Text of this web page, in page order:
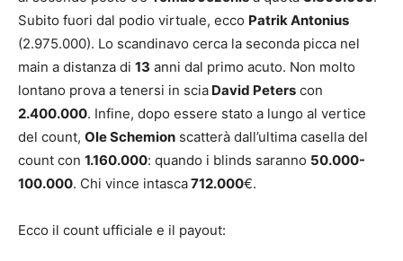
Subito fuori dal podio virtuale, ecco Patrik Antonius
(2.975.000). Lo scandinavo cerca la seconda picca nel
main a distanza di 13 anni dal primo acuto. Non molto
lontano prova a tenersi in scia David Peters con
2.400.000. Infine, dopo essere stato a lungo al vertice
del count, Ole Schemion scatterà dall’ultima casella del
count con 1.160.000: quando i blinds saranno 50.000-
100.000. Chi vince intasca712.000€.
Ecco il count ufficiale e il payout: